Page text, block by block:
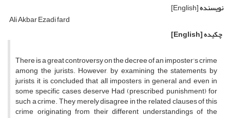
نویسنده[English]
Ali Akbar Ezadi fard
چکیده[English]
There is a great controversy on the decree of an imposter’s crime
among the jurists. However, by examining the statements by
jurists, it is concluded that all imposters in general and even in
some specific cases deserve Had (prescribed punishment) for
such a crime. They merely disagree in the related clauses of this
crime originating from their different understandings of the